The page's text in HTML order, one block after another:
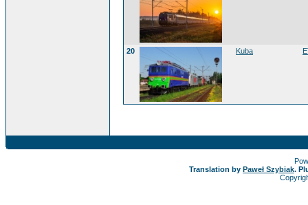
20 Kuba
Translation by Paweł Szybiak.